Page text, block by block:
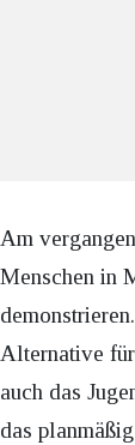
Am
Menschen in
Alternative
auch das
das